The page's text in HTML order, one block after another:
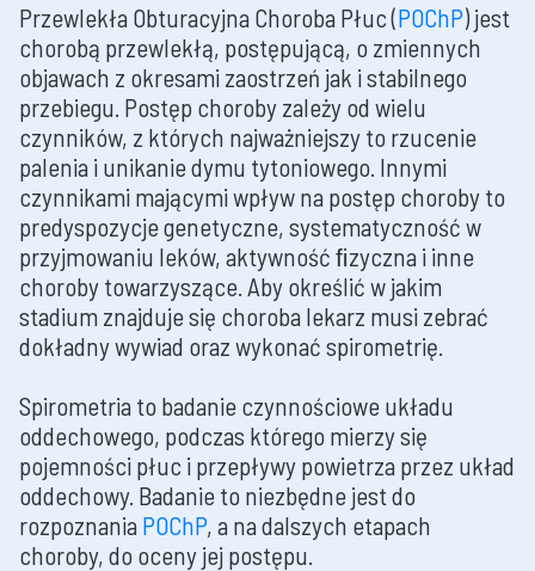
Przewlekła Obturacyjna Choroba Płuc (POChP) jest
chorobą przewlekłą, postępującą, o zmiennych
objawach z okresami zaostrzeń jak i stabilnego
przebiegu. Postęp choroby zależy od wielu
czynników, z których najważniejszy to rzucenie
palenia i unikanie dymu tytoniowego. Innymi
czynnikami mającymi wpływ na postęp choroby to
predyspozycje genetyczne, systematyczność w
przyjmowaniu leków, aktywność ﬁzyczna i inne
choroby towarzyszące. Aby określić w jakim
stadium znajduje się choroba lekarz musi zebrać
dokładny wywiad oraz wykonać spirometrię.
Spirometria to badanie czynnościowe układu
oddechowego, podczas którego mierzy się
pojemności płuc i przepływy powietrza przez układ
oddechowy. Badanie to niezbędne jest do
rozpoznania POChP, a na dalszych etapach
choroby, do oceny jej postępu.